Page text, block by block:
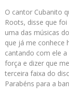
O cantor Cubanito
Roots, disse que
uma das músicas
que já me conhece
cantando com ele
força e dizer que
terceira faixa do
Parabéns para a